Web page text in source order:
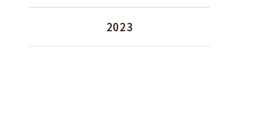
2023